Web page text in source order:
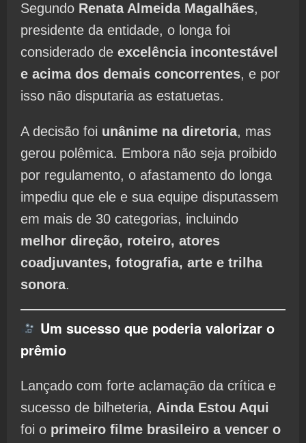
Segundo Renata Almeida Magalhães,
presidente da entidade, o longa foi
considerado de excelência incontestável
e acima dos demais concorrentes, e por
isso não disputaria as estatuetas.
A decisão foi unânime na diretoria, mas
gerou polêmica. Embora não seja proibido
por regulamento, o afastamento do longa
impediu que ele e sua equipe disputassem
em mais de 30 categorias, incluindo
melhor direção, roteiro, atores
coadjuvantes, fotografia, arte e trilha
sonora.
Um sucesso que poderia valorizar o
prêmio
Lançado com forte aclamação da crítica e
sucesso de bilheteria, Ainda Estou Aqui
foi o primeiro filme brasileiro a vencer o